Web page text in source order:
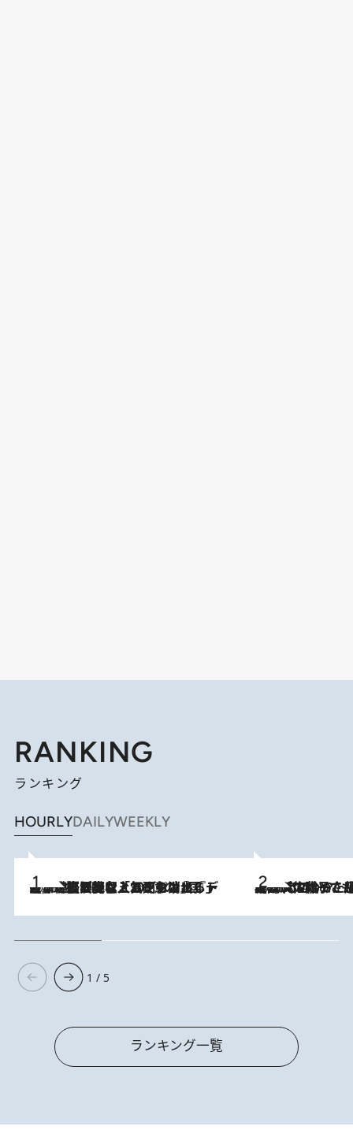
RANKING
ランキング
HOURLYDAILYWEEKLY
2026.8.5
【なぜ吉沢亮は「気配を消せる」のか？】興行収入208億の『国宝』を経て挑むミュージカル『ディア・エヴァン・ハンセン』。トップ俳優が舞台上でさらけ出した“孤独”とは 2026.8.5
【阿川佐和子さんの年とる力】なぜ70代で始めた趣味は“こんなに楽しい”のか？ ピアノ、俳句…スランプに陥っても続けられる“ある秘訣”とは
1 / 5
ランキング一覧